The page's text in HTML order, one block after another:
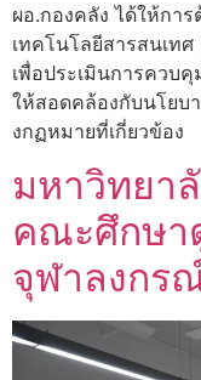
ผอ.กองคลัง ได้ให้กา
เทคโนโลยีสารสนเท
เพื่อประเมินการควบ
ให้สอดคล้องกับนโยบ
งกฏหมายที่เกี่ยวข้อง
มหาวิทยา
คณะศึกษา
จุฬาลงกร